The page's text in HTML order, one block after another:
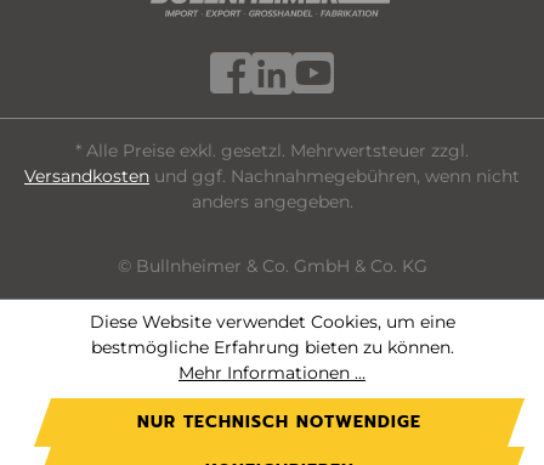
* Alle Preise exkl. gesetzl. Mehrwertsteuer zzgl.
Versandkosten und ggf. Nachnahmegebühren, wenn nicht
anders angegeben.
© Bullnheimer & Co. GmbH & Co. KG
Diese Website verwendet Cookies, um eine
bestmögliche Erfahrung bieten zu können.
Mehr Informationen ...
NUR TECHNISCH NOTWENDIGE